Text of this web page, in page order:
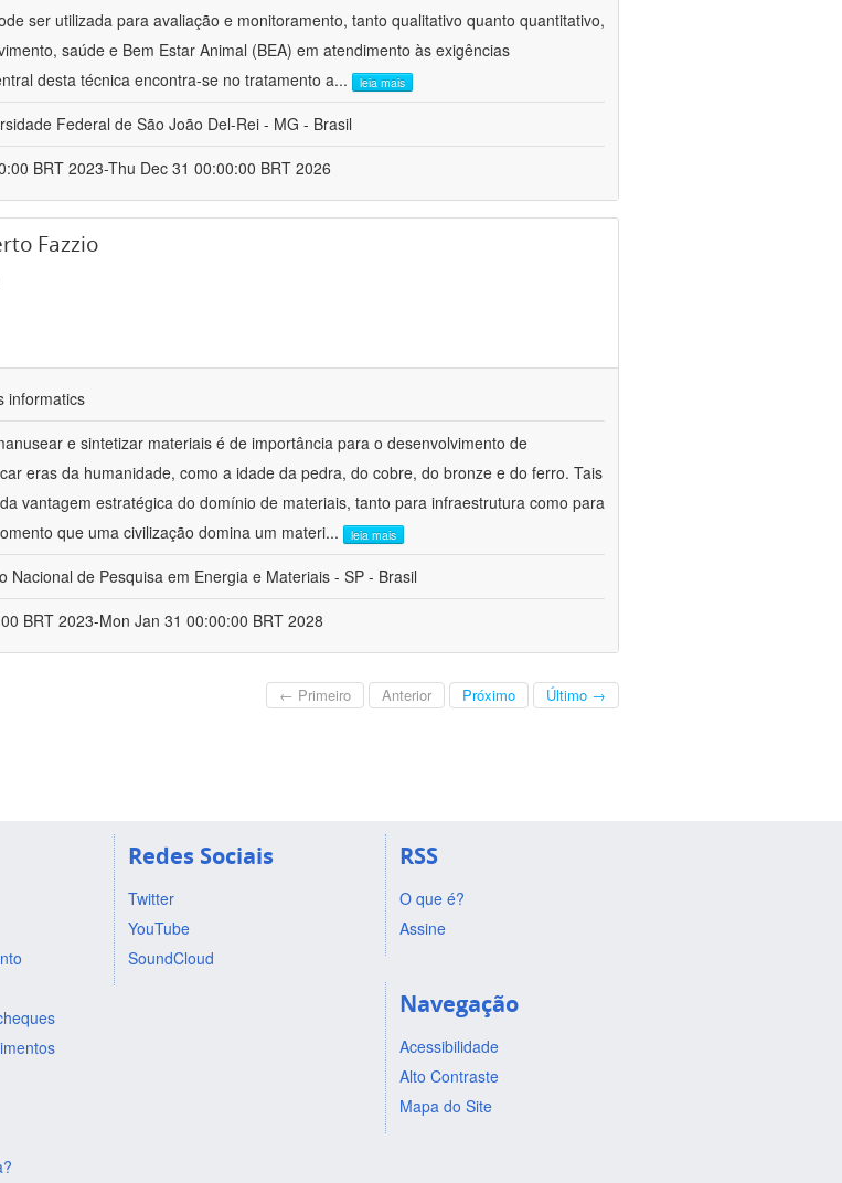
ser utilizada para avaliação e monitoramento, tanto qualitativo quanto quantitativo,
saúde e Bem Estar Animal (BEA) em atendimento às exigências
desta técnica encontra-se no tratamento a... leia mais
Federal de São João Del-Rei - MG - Brasil
BRT 2023-Thu Dec 31 00:00:00 BRT 2026
Fazzio
informatics
e sintetizar materiais é de importância para o desenvolvimento de
eras da humanidade, como a idade da pedra, do cobre, do bronze e do ferro. Tais
vantagem estratégica do domínio de materiais, tanto para infraestrutura como para
que uma civilização domina um materi... leia mais
Nacional de Pesquisa em Energia e Materiais - SP - Brasil
BRT 2023-Mon Jan 31 00:00:00 BRT 2028
← Primeiro Anterior Próximo Último →
Redes Sociais
Twitter
YouTube
SoundCloud
RSS
O que é?
Assine
Navegação
Acessibilidade
Alto Contraste
Mapa do Site